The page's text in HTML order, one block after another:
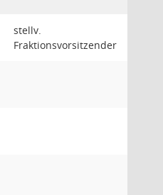
stellv.
Fraktionsvorsitzender